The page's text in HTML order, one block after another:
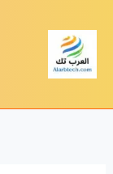
إلى
المحتوى